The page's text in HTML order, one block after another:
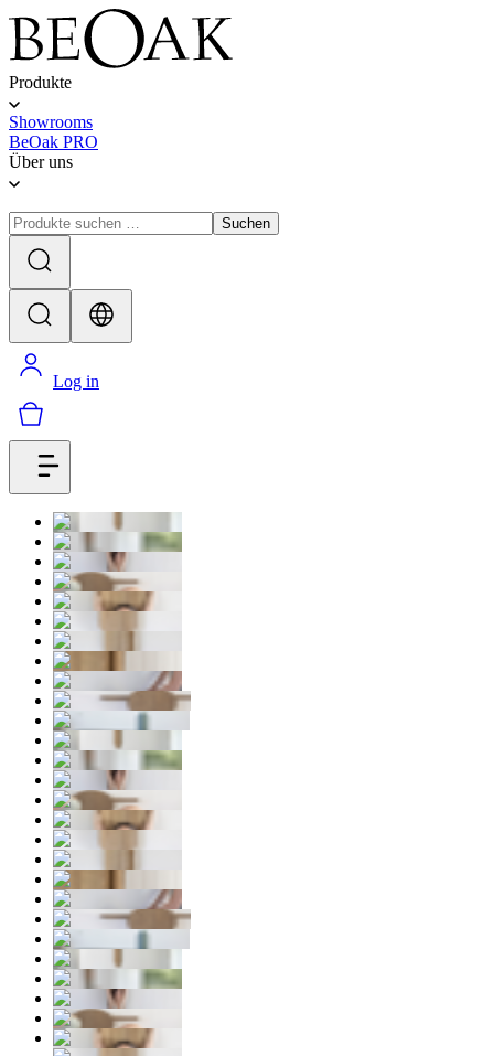
Produkte
Showrooms
BeOak PRO
Über uns
Suchen
Log in